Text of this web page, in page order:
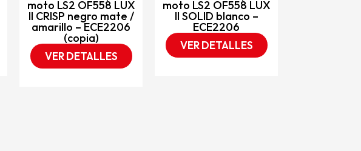
moto LS2 OF558 LUX
II CRISP negro mate /
amarillo – ECE2206
(copia)
VER DETALLES
moto LS2 OF558 LUX
II SOLID blanco –
ECE2206
VER DETALLES